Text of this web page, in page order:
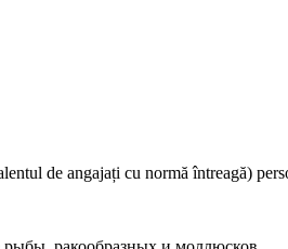
de angajați cu normă întreagă)